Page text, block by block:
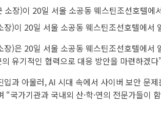
)이 20일 서울 소공동 웨스틴조선호텔에서
)은 20일 서울 소공동 웨스틴조선호텔에서
의 유기적인 협력으로 대응 방안을 마련하겠
과 아울러, AI 시대 속에서 사이버 보안 문
“국가기관과 국내외 산·학·연의 전문가들